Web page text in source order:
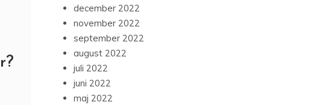
december 2022
november 2022
september 2022
august 2022
juli 2022
juni 2022
maj 2022